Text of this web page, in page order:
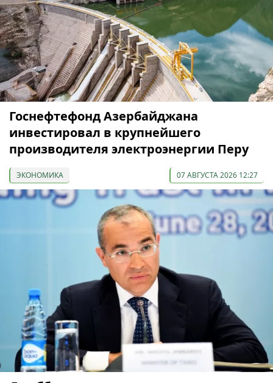
Госнефтефонд Азербайджана
инвестировал в крупнейшего
производителя электроэнергии Перу
ЭКОНОМИКА 07 АВГУСТА 2026 12:27